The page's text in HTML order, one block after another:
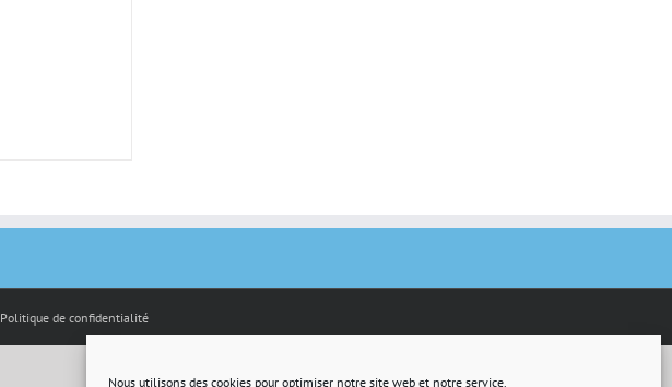
Nous utilisons des cookies pour optimiser notre site web et notre service.
Politique de confidentialité